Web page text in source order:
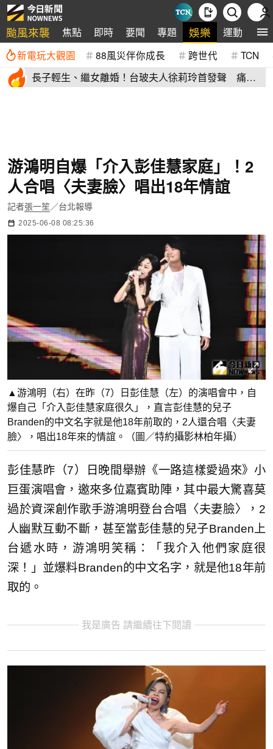
颱風來襲 焦點 即時 要聞 專題 娛樂 運動 全
新電玩大觀園 88風災伴你成長 跨世代 TCN
長子輕生、繼女離婚！台玻夫人徐莉玲首發聲 痛揭
游鴻明自爆「介入彭佳慧家庭」！2
人合唱〈夫妻臉〉唱出18年情誼
記者張一笙／台北報導
2025-06-08 08:25:36
▲游鴻明（右）在昨（7）日彭佳慧（左）的演唱會中，自
爆自己「介入彭佳慧家庭很久」，直言彭佳慧的兒子
Branden的中文名字就是他18年前取的，2人還合唱〈夫妻
臉〉，唱出18年來的情誼。（圖／特約攝影林柏年攝）
彭佳慧昨（7）日晚間舉辦《一路這樣愛過來》小
巨蛋演唱會，邀來多位嘉賓助陣，其中最大驚喜莫
過於資深創作歌手游鴻明登台合唱〈夫妻臉〉，2
人幽默互動不斷，甚至當彭佳慧的兒子Branden上
台遞水時，游鴻明笑稱：「我介入他們家庭很
深！」並爆料Branden的中文名字，就是他18年前
取的。
我是廣告 請繼續往下閱讀